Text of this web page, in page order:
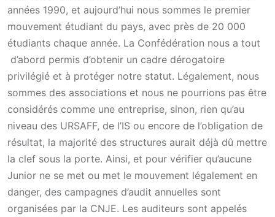
années 1990, et aujourd’hui nous sommes le premier
mouvement étudiant du pays, avec près de 20 000
étudiants chaque année. La Confédération nous a tout
d’abord permis d’obtenir un cadre dérogatoire
privilégié et à protéger notre statut. Légalement, nous
sommes des associations et nous ne pourrions pas être
considérés comme une entreprise, sinon, rien qu’au
niveau des URSAFF, de l’IS ou encore de l’obligation de
résultat, la majorité des structures aurait déjà dû mettre
la clef sous la porte. Ainsi, et pour vérifier qu’aucune
Junior ne se met ou met le mouvement légalement en
danger, des campagnes d’audit annuelles sont
organisées par la CNJE. Les auditeurs sont appelés